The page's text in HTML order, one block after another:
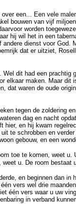
een... Een vele
bouwen van vijf
worden
hij wil het in een
dienst voor God.
dat er uitziet,
dit had een prachtig
elkaar maken. Maar dit
dat waren de oude
tegen de zoldering
dag en nacht
en hij kwam
te schrobben en
gebouw, en een
toe te komen, weet
u. De room bestaat
en beginnen dan
vers wel drie
één vers waar u uw
in verband